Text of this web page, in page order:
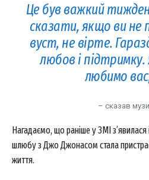
Це був важкий
сказати, якщо ви не
вуст, не вірте.
любов і підтримку.
любимо
– сказав
Нагадаємо, що раніше у ЗМІ
шлюбу з Джо Джонасом стала
життя.